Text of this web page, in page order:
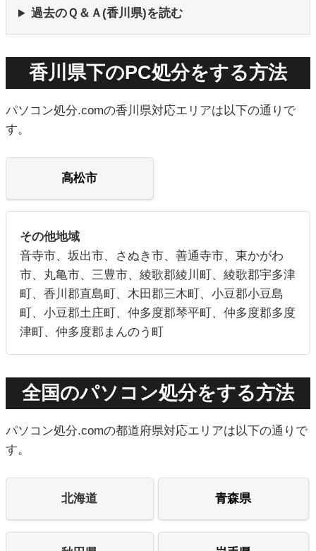
過去のＱ＆Ａ(香川県)を読む
香川県下のPC処分をする方法
パソコン処分.comの香川県対応エリアは以下の通りで
す。
高松市
その他地域
音寺市、坂出市、さぬき市、善通寺市、東かがわ
市、丸亀市、三豊市、綾歌郡綾川町、綾歌郡宇多津
町、香川郡直島町、木田郡三木町、小豆郡小豆島
町、小豆郡土庄町、仲多度郡琴平町、仲多度郡多度
津町、仲多度郡まんのう町
全国のパソコン処分をする方法
パソコン処分.comの都道府県対応エリアは以下の通りで
す。
北海道 青森県